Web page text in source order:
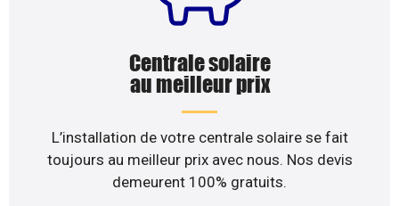
Centrale solaire
au meilleur prix
L’installation de votre centrale solaire se fait
toujours au meilleur prix avec nous. Nos devis
demeurent 100% gratuits.